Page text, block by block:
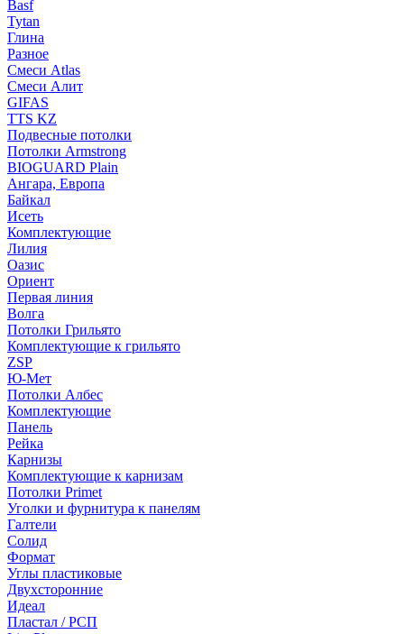
Basf
Tytan
Глина
Разное
Смеси Atlas
Смеси Алит
GIFAS
TTS KZ
Подвесные потолки
Потолки Armstrong
BIOGUARD Plain
Ангара, Европа
Байкал
Исеть
Комплектующие
Лилия
Оазис
Ориент
Первая линия
Волга
Потолки Грильято
Комплектующие к грильято
ZSP
Ю-Мет
Потолки Албес
Комплектующие
Панель
Рейка
Карнизы
Комплектующие к карнизам
Потолки Primet
Уголки и фурнитура к панелям
Галтели
Солид
Формат
Углы пластиковые
Двухсторонние
Идеал
Пластал / РСП